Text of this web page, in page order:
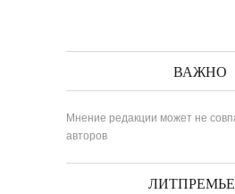
ВАЖНО
Мнение редакции может не
авторов